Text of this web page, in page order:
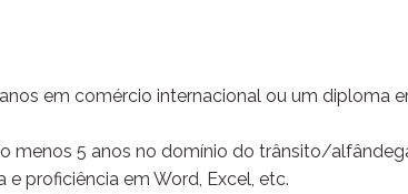
em comércio internacional ou um diploma
menos 5 anos no domínio do trânsito/
proficiência em Word, Excel, etc.